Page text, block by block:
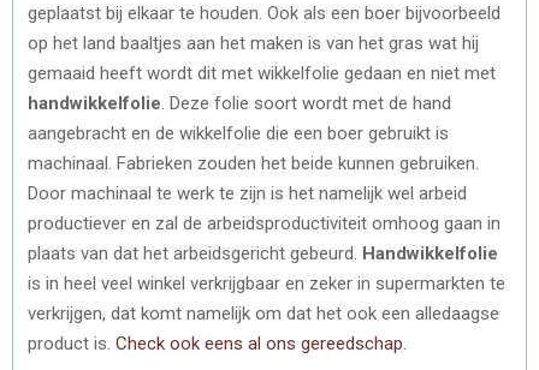
geplaatst bij elkaar te houden. Ook als een boer bijvoorbeeld
op het land baaltjes aan het maken is van het gras wat hij
gemaaid heeft wordt dit met wikkelfolie gedaan en niet met
handwikkelfolie . Deze folie soort wordt met de hand
aangebracht en de wikkelfolie die een boer gebruikt is
machinaal. Fabrieken zouden het beide kunnen gebruiken.
Door machinaal te werk te zijn is het namelijk wel arbeid
productiever en zal de arbeidsproductiviteit omhoog gaan in
plaats van dat het arbeidsgericht gebeurd. Handwikkelfolie
is in heel veel winkel verkrijgbaar en zeker in supermarkten te
verkrijgen, dat komt namelijk om dat het ook een alledaagse
product is. Check ook eens al ons gereedschap.